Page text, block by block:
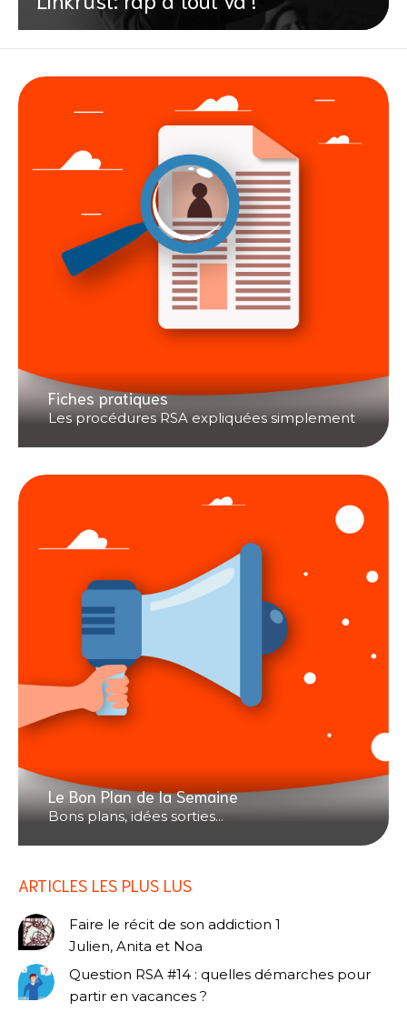
Fiches pratiques
Les procédures RSA expliquées simplement
Le Bon Plan de la Semaine
Bons plans, idées sorties...
ARTICLES LES PLUS LUS
Faire le récit de son addiction 1
Julien, Anita et Noa
Question RSA #14 : quelles démarches pour
partir en vacances ?